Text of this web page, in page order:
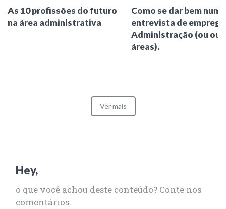
As 10 profissões do futuro
na área administrativa
Como se dar bem numa
entrevista de
Administração (ou
áreas).
Ver mais
Hey,
o que você achou deste conteúdo? Conte nos
comentários.